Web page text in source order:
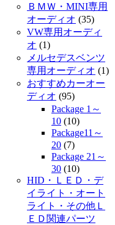
ＢＭＷ・MINI専用
オーディオ (35)
VW専用オーディ
オ (1)
メルセデスベンツ
専用オーディオ (1)
おすすめカーオー
ディオ (95)
Package 1～
10 (10)
Package11～
20 (7)
Package 21～
30 (10)
HID・ＬＥＤ・デ
イライト・オート
ライト・その他Ｌ
ＥＤ関連パーツ